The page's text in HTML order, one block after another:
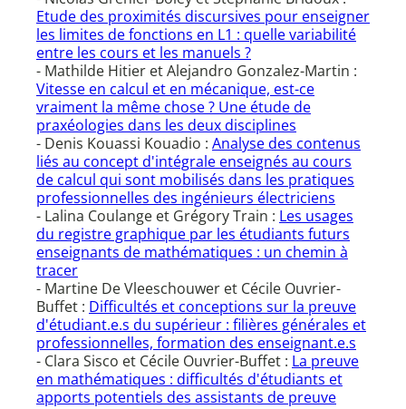
Etude des proximités discursives pour enseigner
les limites de fonctions en L1 : quelle variabilité
entre les cours et les manuels ?
- Mathilde Hitier et Alejandro Gonzalez-Martin :
Vitesse en calcul et en mécanique, est-ce
vraiment la même chose ? Une étude de
praxéologies dans les deux disciplines
- Denis Kouassi Kouadio : Analyse des contenus
liés au concept d'intégrale enseignés au cours
de calcul qui sont mobilisés dans les pratiques
professionnelles des ingénieurs électriciens
- Lalina Coulange et Grégory Train : Les usages
du registre graphique par les étudiants futurs
enseignants de mathématiques : un chemin à
tracer
- Martine De Vleeschouwer et Cécile Ouvrier-
Buffet : Difficultés et conceptions sur la preuve
d'étudiant.e.s du supérieur : filières générales et
professionnelles, formation des enseignant.e.s
- Clara Sisco et Cécile Ouvrier-Buffet : La preuve
en mathématiques : difficultés d'étudiants et
apports potentiels des assistants de preuve